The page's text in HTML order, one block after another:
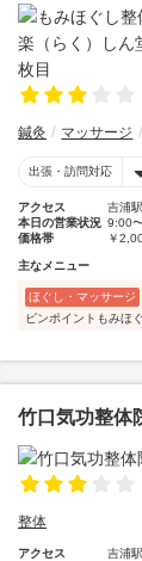
鍼灸 マッサージ
出張・訪問対応
アクセス
吉浦
本日の営業状況 9:00
価格帯
￥
主なメニュー
ほぐし・マッサージ
ピンポイントもみほ
竹口気功整体
整体
アクセス 吉浦